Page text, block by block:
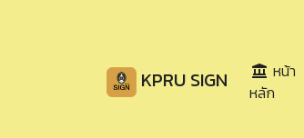
KPRU SIGN
หน้า
หลัก